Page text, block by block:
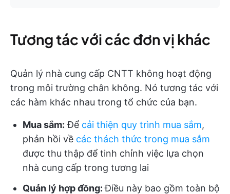
Tương tác với các đơn vị khác
Quản lý nhà cung cấp CNTT không hoạt động
trong môi trường chân không. Nó tương tác với
các hàm khác nhau trong tổ chức của bạn.
Mua sắm: Để cải thiện quy trình mua sắm,
phản hồi về các thách thức trong mua sắm
được thu thập để tinh chỉnh việc lựa chọn
nhà cung cấp trong tương lai
Quản lý hợp đồng:Điều này bao gồm toàn bộ